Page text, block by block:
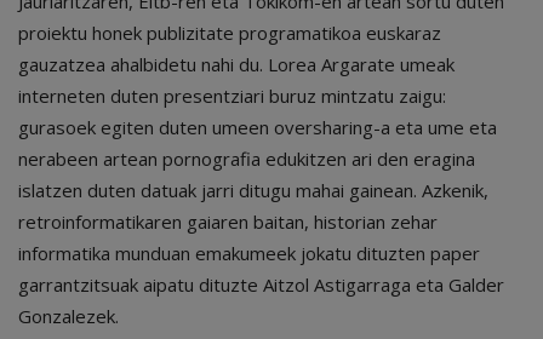
proiektu honek publizitate programatikoa euskaraz
gauzatzea ahalbidetu nahi du. Lorea Argarate umeak
interneten duten presentziari buruz mintzatu zaigu:
gurasoek egiten duten umeen oversharing-a eta ume eta
nerabeen artean pornografia edukitzen ari den eragina
islatzen duten datuak jarri ditugu mahai gainean. Azkenik,
retroinformatikaren gaiaren baitan, historian zehar
informatika munduan emakumeek jokatu dituzten paper
garrantzitsuak aipatu dituzte Aitzol Astigarraga eta Galder
Gonzalezek.